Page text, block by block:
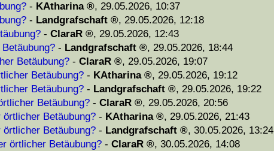
- KAtharina , 29.05.2026, 10:37
- Landgrafschaft , 29.05.2026, 12:18
- ClaraR , 29.05.2026, 12:43
- Landgrafschaft , 29.05.2026, 18:44
Betäubung? - ClaraR , 29.05.2026, 19:07
Betäubung? - KAtharina , 29.05.2026, 19:12
Betäubung? - Landgrafschaft , 29.05.2026, 19:22
Betäubung? - ClaraR , 29.05.2026, 20:56
Betäubung? - KAtharina , 29.05.2026, 21:43
Betäubung? - Landgrafschaft , 30.05.2026, 13:24
örtlicher Betäubung? - ClaraR , 30.05.2026, 14:08